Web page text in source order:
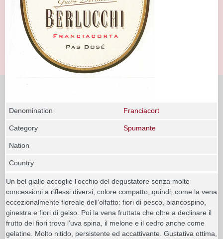
Denomination Franciacort
Category Spumante
Nation
Country
Un bel giallo accoglie l’occhio del degustatore senza molte
concessioni a riflessi diversi; colore compatto, quindi, come la vena
eccezionalmente floreale dell’olfatto: fiori di pesco, biancospino,
ginestra e fiori di gelso. Poi la vena fruttata che oltre a declinare il
frutto dei fiori trova l’uva spina, il melone e il cedro anche come
gelatine. Molto nitido, persistente ed accattivante. Gustativa ottima,